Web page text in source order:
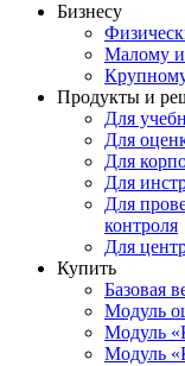
Бизнесу
Малому и
Продукты и
Для
Для
Для
Для
Для
контроля
Для
Купить
Базовая
Модуль
Модуль
Модуль